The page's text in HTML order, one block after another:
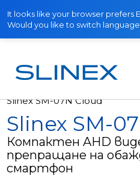
It looks like your browser prefers
Would you like to switch
Начало Продукти
Slinex SM-07N Cloud
Slinex SM-
Компактен AHD
препращане на
смартфон